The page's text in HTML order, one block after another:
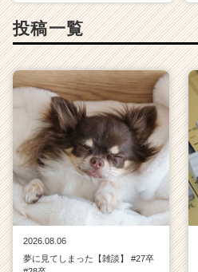
投稿一覧
2026.08.06
夢に見てしまった【雑談】 #27卒